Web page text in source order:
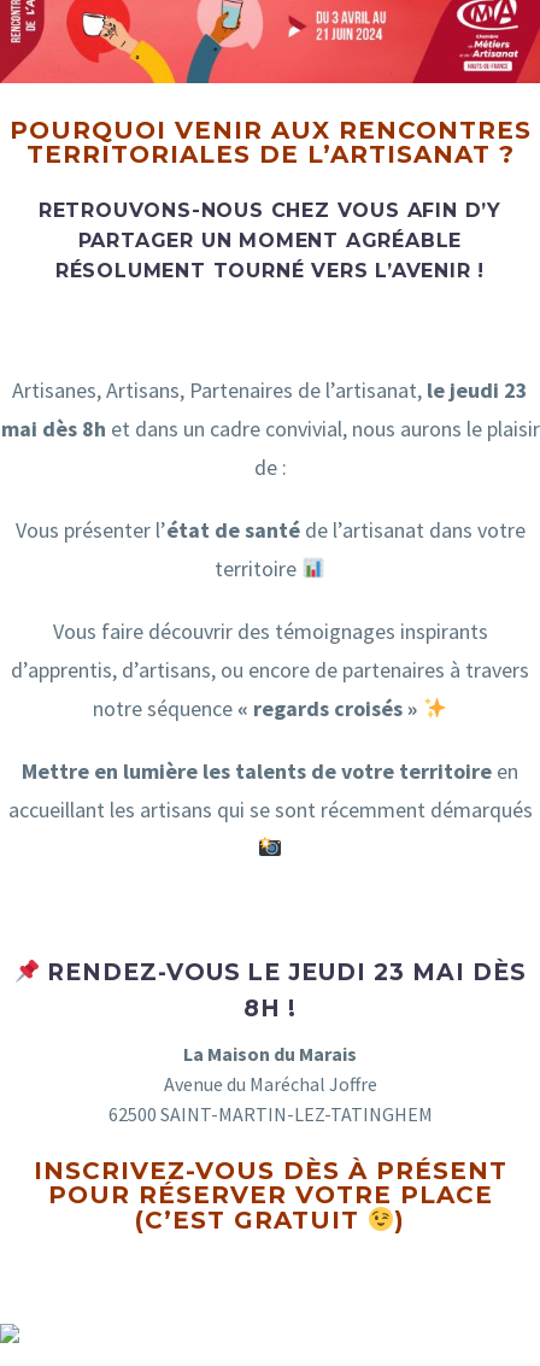
POURQUOI VENIR AUX RENCONTRES
TERRITORIALES DE L’ARTISANAT ?
RETROUVONS-NOUS CHEZ VOUS AFIN D’Y
PARTAGER UN MOMENT AGRÉABLE
RÉSOLUMENT TOURNÉ VERS L’AVENIR !
Artisanes, Artisans, Partenaires de l’artisanat, le jeudi 23
mai dès 8h et dans un cadre convivial, nous aurons le plaisir
de :
Vous présenter l’état de santéde l’artisanat dans votre
territoire
Vous faire découvrir des témoignages inspirants
d’apprentis, d’artisans, ou encore de partenaires à travers
notre séquence « regards croisés »
Mettre en lumière les talents de votre territoire en
accueillant les artisans qui se sont récemment démarqués
RENDEZ-VOUS LE JEUDI 23 MAI DÈS
8H !
La Maison du Marais
Avenue du Maréchal Joffre
62500 SAINT-MARTIN-LEZ-TATINGHEM
INSCRIVEZ-VOUS DÈS À PRÉSENT
POUR RÉSERVER VOTRE PLACE
(C’EST GRATUIT
)